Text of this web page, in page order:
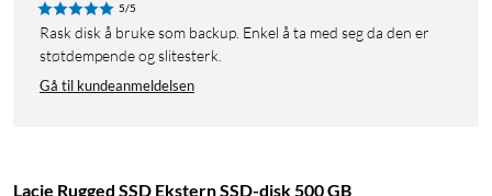
5/5
Rask disk å bruke som backup. Enkel å ta med seg da den er
støtdempende og slitesterk.
Gå til kundeanmeldelsen
Lacie Rugged SSD Ekstern SSD-disk 500 GB